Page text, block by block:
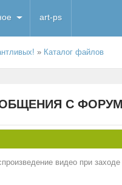
art-ps
» Каталог файлов
С
видео при заходе